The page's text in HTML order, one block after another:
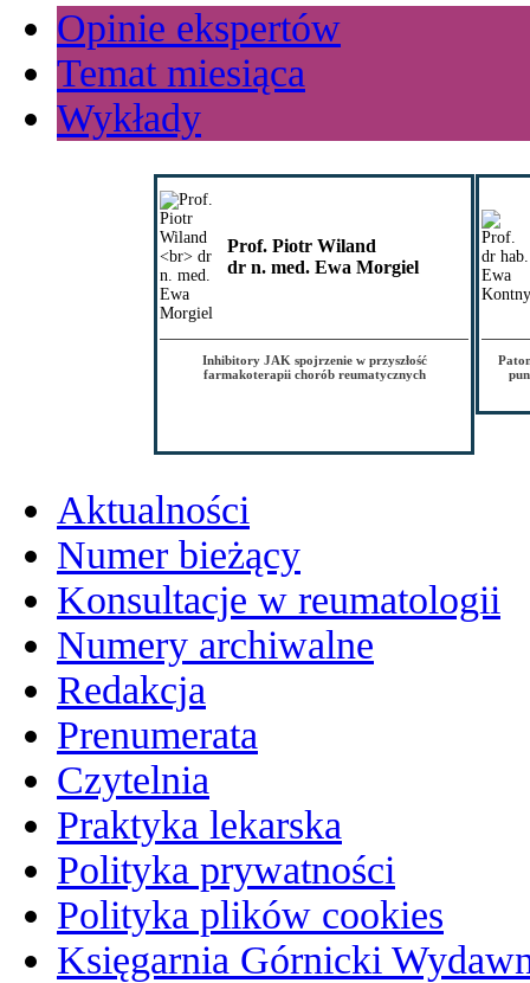
Opinie ekspertów
Temat miesiąca
Wykłady
Prof. Piotr Wiland
dr n. med. Ewa Morgiel
Inhibitory JAK spojrzenie w przyszłość
farmakoterapii chorób reumatycznych
Aktualności
Numer bieżący
Konsultacje w reumatologii
Numery archiwalne
Redakcja
Prenumerata
Czytelnia
Praktyka lekarska
Polityka prywatności
Polityka plików cookies
Księgarnia Górnicki